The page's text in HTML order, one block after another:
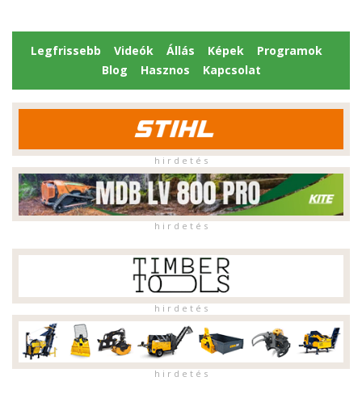
Legfrissebb Videók Állás Képek
Programok
Blog
Hasznos Kapcsolat
h i r d e t é s
h i r d e t é s
h i r d e t é s
h i r d e t é s